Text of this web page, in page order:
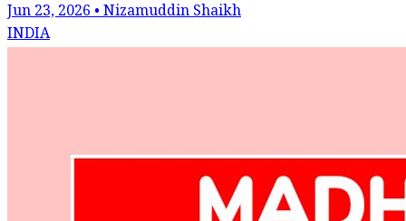
Jun 23, 2026 • Nizamuddin Shaikh
INDIA